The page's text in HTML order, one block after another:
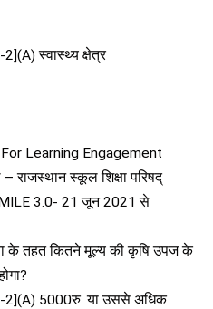
स्वास्थ्य क्षेत्र
Learning Engagement
स्कूल शिक्षा परिषद्
3.0- 21 जून 2021 से
के तहत कितने मूल्य की कृषि उपज के
5000रु. या उससे अधिक